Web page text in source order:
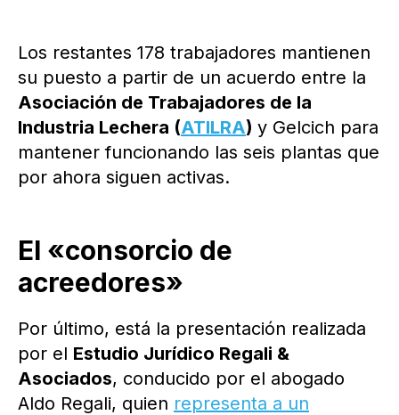
Los restantes 178 trabajadores mantienen
su puesto a partir de un acuerdo entre la
Asociación de Trabajadores de la
Industria Lechera (ATILRA) y Gelcich para
mantener funcionando las seis plantas que
por ahora siguen activas.
El «consorcio de
acreedores»
Por último, está la presentación realizada
por el Estudio Jurídico Regali &
Asociados, conducido por el abogado
Aldo Regali, quien representa a un